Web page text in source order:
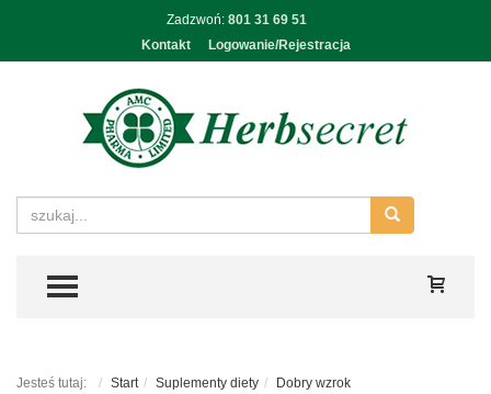
Zadzwoń: 801 31 69 51
Kontakt
Logowanie/Rejestracja
TOGGLE MENU
Jesteś tutaj: Start Suplementy diety
Dobry wzrok